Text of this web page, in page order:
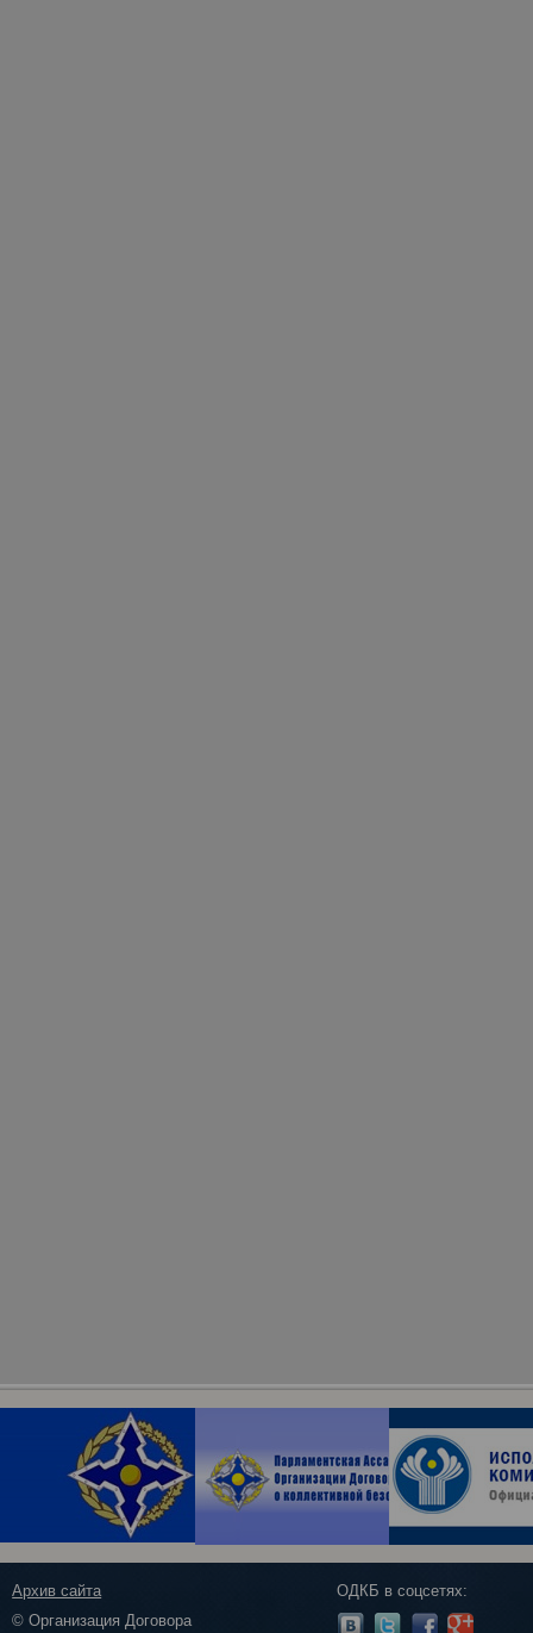
Архив сайта
© Организация Договора
ОДКБ в соцсетях: